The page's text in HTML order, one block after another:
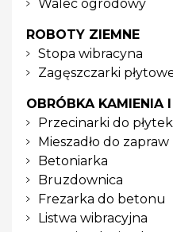
Walec ogrodowy
ROBOTY ZIEMNE
Stopa wibracyna
Zagęszczarki
OBRÓBKA KAMIENIA
Przecinarki do płytek
Mieszadło do zapraw
Betoniarka
Bruzdownica
Frezarka do betonu
Listwa wibracyjna